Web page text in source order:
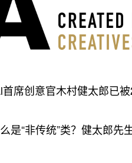
席创意官木村健太郎已
是“非传统”类？健太郎